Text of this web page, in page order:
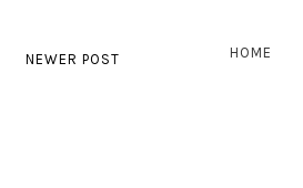
NEWER POST HOME